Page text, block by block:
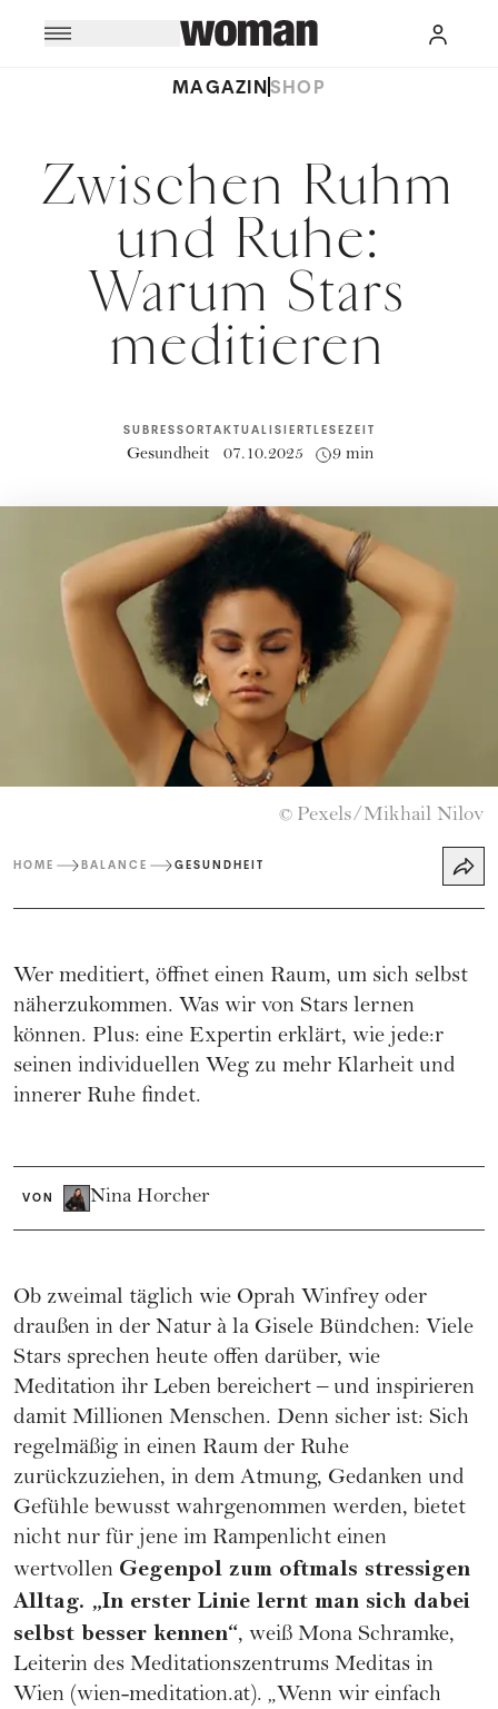
MAGAZINSHOP
Zwischen Ruhm
und Ruhe:
Warum Stars
meditieren
SUBRESSORT
Gesundheit
AKTUALISIERT
07.10.2025
LESEZEIT
9 min
© Pexels/Mikhail Nilov
HOME BALANCE GESUNDHEIT
Wer meditiert, öffnet einen Raum, um sich selbst
näherzukommen. Was wir von Stars lernen
können. Plus: eine Expertin erklärt, wie jede:r
seinen individuellen Weg zu mehr Klarheit und
innerer Ruhe findet.
VON Nina Horcher
Ob zweimal täglich wie Oprah Winfrey oder
draußen in der Natur à la Gisele Bündchen: Viele
Stars sprechen heute offen darüber, wie
Meditation ihr Leben bereichert – und inspirieren
damit Millionen Menschen. Denn sicher ist: Sich
regelmäßig in einen Raum der Ruhe
zurückzuziehen, in dem Atmung, Gedanken und
Gefühle bewusst wahrgenommen werden, bietet
nicht nur für jene im Rampenlicht einen
wertvollen Gegenpol zum oftmals stressigen
Alltag. „In erster Linie lernt man sich dabei
selbst besser kennen“, weiß Mona Schramke,
Leiterin des Meditationszentrums Meditas in
Wien (wien-meditation.at). „Wenn wir einfach